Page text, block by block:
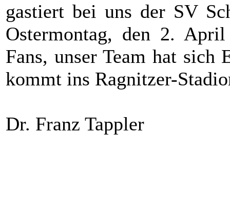
gastiert bei uns der SV
Ostermontag, den 2.
Fans, unser Team hat sich
kommt ins Ragnitzer-
Dr. Franz Tappler